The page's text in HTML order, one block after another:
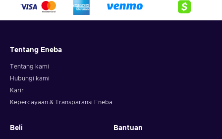
Tentang Eneba
Tentang kami
Hubungi kami
Karir
Kepercayaan & Transparansi Eneba
Beli Bantuan